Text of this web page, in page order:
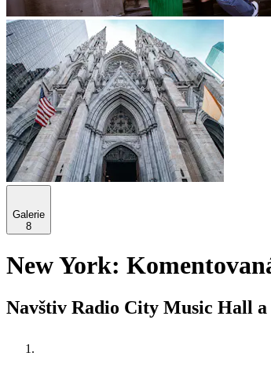
Galerie
8
New York:
Navštiv Radio City Music Hall